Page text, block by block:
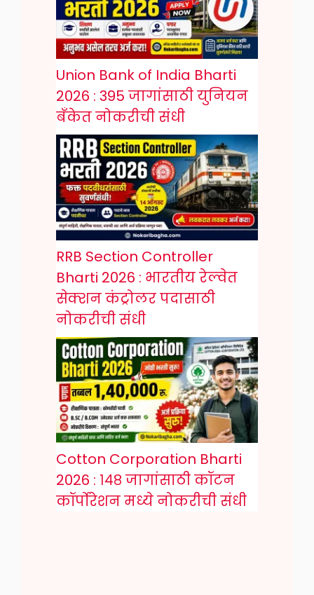
Union Bank of India Bharti
2026 : 395 जागांसाठी युनियन
बँकेत नोकरीची संधी
RRB Section Controller
Bharti 2026 : भारतीय रेल्वेत
सेक्शन कंट्रोलर पदासाठी
नोकरीची संधी
Cotton Corporation Bharti
2026 : १४८ जागांसाठी कॉटन
कॉर्पोरेशन मध्ये नोकरीची संधी